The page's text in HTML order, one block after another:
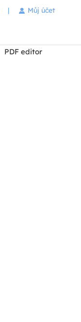
| Můj účet
PDF editor